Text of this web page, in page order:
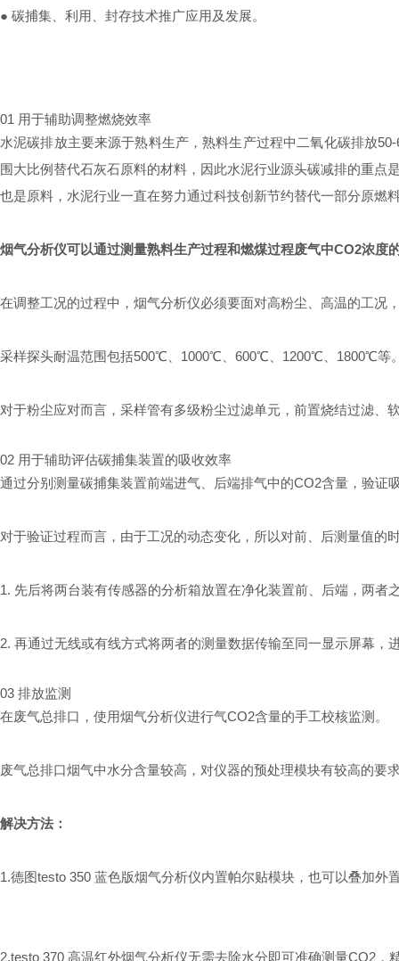
● 碳捕集、利用、封存技术推广应用及发展。
01 用于辅助调整燃烧效率
水泥碳排放主要来源于熟料生产，熟料生产过程中二氧化碳排放
围大比例替代石灰石原料的材料，因此水泥行业源头碳减排的重
也是原料，水泥行业一直在努力通过科技创新节约替代一部分原燃
烟气分析仪可以通过测量熟料生产过程和燃煤过程废气中CO2浓度
在调整工况的过程中，烟气分析仪必须要面对高粉尘、高温的工况
采样探头耐温范围包括500℃、1000℃、600℃、1200℃、1800℃等
对于粉尘应对而言，采样管有多级粉尘过滤单元，前置烧结过滤
02 用于辅助评估碳捕集装置的吸收效率
通过分别测量碳捕集装置前端进气、后端排气中的CO2含量，验证
对于验证过程而言，由于工况的动态变化，所以对前、后测量值的
1. 先后将两台装有传感器的分析箱放置在净化装置前、后端，两者
2. 再通过无线或有线方式将两者的测量数据传输至同一显示屏幕，
03 排放监测
在废气总排口，使用烟气分析仪进行气CO2含量的手工校核监测。
废气总排口烟气中水分含量较高 ，对仪器的预处理模块有较高的要
解决方法：
1.德图testo 350 蓝色版烟气分析仪内置帕尔贴模块，也可以叠加
2.testo 370 高温红外烟气分析仪无需去除水分即可准确测量CO2，